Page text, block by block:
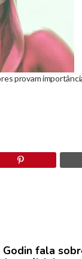
provam
fala